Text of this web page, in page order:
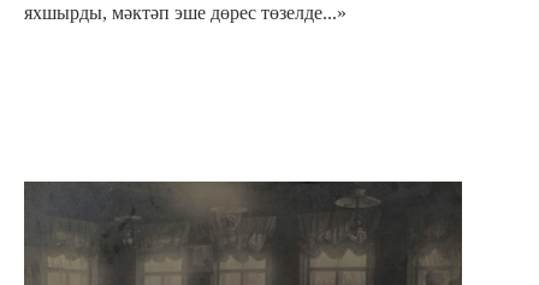
яхшырды, мәктәп эше дөрес төзелде...»